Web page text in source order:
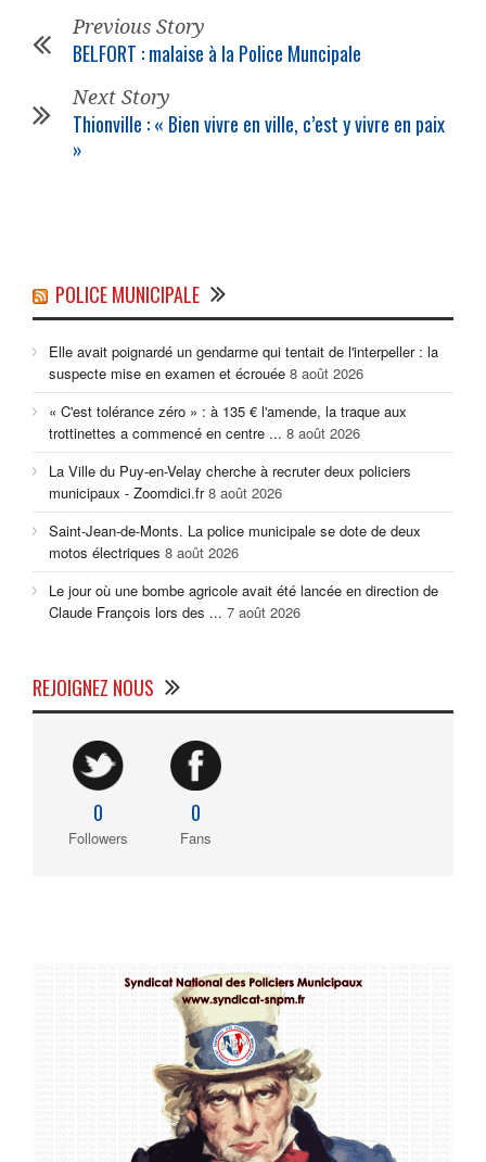
Previous Story
BELFORT : malaise à la Police Muncipale
Next Story
Thionville : « Bien vivre en ville, c’est y vivre en paix
»
POLICE MUNICIPALE
Elle avait poignardé un gendarme qui tentait de l'interpeller : la
suspecte mise en examen et écrouée 8 août 2026
« C'est tolérance zéro » : à 135 € l'amende, la traque aux
trottinettes a commencé en centre ... 8 août 2026
La Ville du Puy-en-Velay cherche à recruter deux policiers
municipaux - Zoomdici.fr 8 août 2026
Saint-Jean-de-Monts. La police municipale se dote de deux
motos électriques 8 août 2026
Le jour où une bombe agricole avait été lancée en direction de
Claude François lors des ... 7 août 2026
REJOIGNEZ NOUS
0
Followers
0
Fans